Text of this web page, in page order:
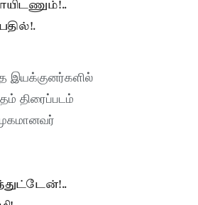
இயக்குனர்களில்
திரைப்படம்